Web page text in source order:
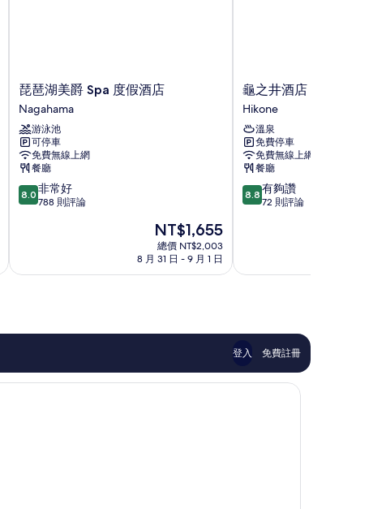
琵
琶
湖
美
爵
Spa
度
假
酒
琵琶湖美爵 Spa 度假酒店
Nagahama
游泳池
可停車
免費無線上網
餐廳
8.0
分，
非
則
8.0 非常好
788 則評論
現
在
價
NT$1,655
總價 NT$2,003
8 月 31 日 - 9 月 1 日
龜
之
井
酒
店
彥
根
Hikone
龜之井酒店 彥根
Hikone
溫泉
免費停車
免費無線上網
餐廳
8.8
分，
有
則
評
論
8.8 有夠讚
72 則評論
登入 免費註冊